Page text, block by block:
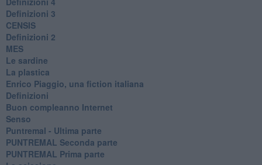
Definizioni 3
CENSIS
​Definizioni 2
MES
Le sardine
La plastica
​Enrico Piaggio, una fiction italiana
Definizioni
​Buon compleanno Internet
Senso
Puntremal - Ultima parte
PUNTREMAL Seconda parte
​PUNTREMAL Prima parte